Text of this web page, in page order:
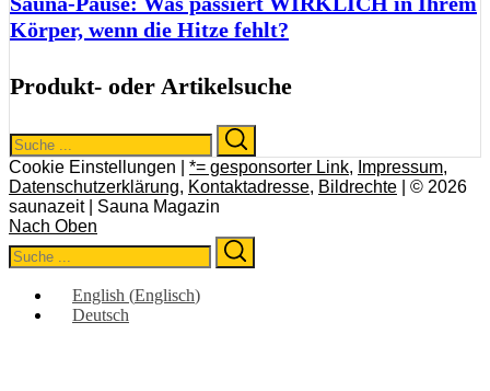
Körper, wenn die Hitze fehlt?
Produkt- oder Artikelsuche
Search
for:
Cookie Einstellungen | *= gesponsorter Link, Impressum,
Datenschutzerklärung, Kontaktadresse, Bildrechte | © 2026
saunazeit | Sauna Magazin
Nach Oben
Search
for:
English (Englisch)
Deutsch